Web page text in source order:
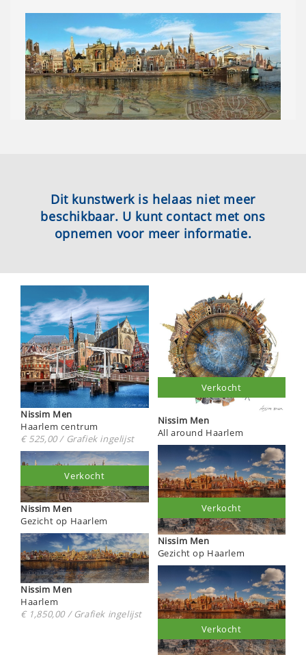
Dit kunstwerk is helaas niet meer
beschikbaar. U kunt contact met ons
opnemen voor meer informatie.
Nissim Men
Haarlem centrum
€ 525,00 / Grafiek ingelijst
Nissim Men
Gezicht op Haarlem
Verkocht
Nissim Men
Haarlem
€ 1,850,00 / Grafiek ingelijst
Nissim Men
All around Haarlem
Verkocht
Nissim Men
Gezicht op Haarlem
Verkocht
Verkocht